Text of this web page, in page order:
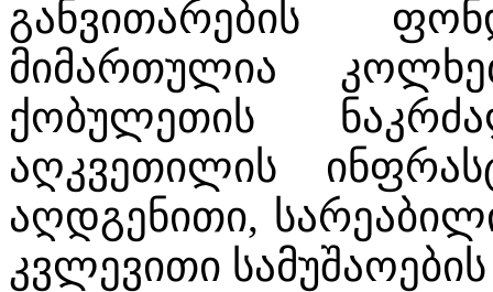
განვითარების
მიმართულია
ქობულეთის
აღკვეთილის
აღდგენითი,
კვლევითი